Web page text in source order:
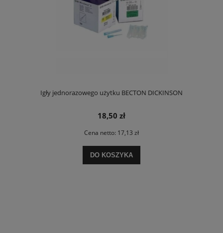
Igły jednorazowego użytku BECTON DICKINSON
18,50 zł
Cena netto: 17,13 zł
DO KOSZYKA